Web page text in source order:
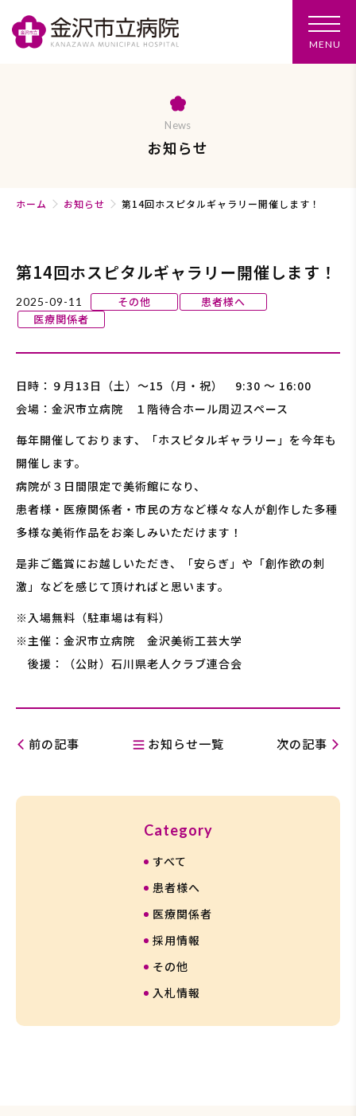
MENU
ュ
News
お知らせ
ホーム お知らせ 第14回ホスピタルギャラリー開催します！
第14回ホスピタルギャラリー開催します！
2025-09-11 その他
患者様へ
医療関係者
日時：９月13日（土）～15（月・祝） 9:30 ～ 16:00
会場：金沢市立病院 １階待合ホール周辺スペース
毎年開催しております、「ホスピタルギャラリー」を今年も
開催します。
病院が３日間限定で美術館になり、
患者様・医療関係者・市民の方など様々な人が創作した多種
多様な美術作品をお楽しみいただけます！
是非ご鑑賞にお越しいただき、「安らぎ」や「創作欲の刺
激」などを感じて頂ければと思います。
※入場無料（駐車場は有料）
※主催：金沢市立病院 金沢美術工芸大学
後援：（公財）石川県老人クラブ連合会
前の記事 お知らせ一覧 次の記事
Categoryカ
すべて
患者様へ
医療関係者
採用情報
その他
入札情報